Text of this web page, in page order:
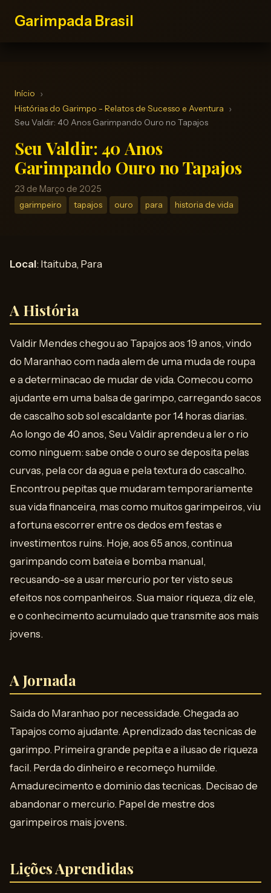
Garimpada Brasil
Início
Histórias do Garimpo - Relatos de Sucesso e Aventura
Seu Valdir: 40 Anos Garimpando Ouro no Tapajos
Seu Valdir: 40 Anos
Garimpando Ouro no Tapajos
23 de Março de 2025
garimpeiro tapajos ouro para historia de vida
Local: Itaituba, Para
A História
Valdir Mendes chegou ao Tapajos aos 19 anos, vindo
do Maranhao com nada alem de uma muda de roupa
e a determinacao de mudar de vida. Comecou como
ajudante em uma balsa de garimpo, carregando sacos
de cascalho sob sol escaldante por 14 horas diarias.
Ao longo de 40 anos, Seu Valdir aprendeu a ler o rio
como ninguem: sabe onde o ouro se deposita pelas
curvas, pela cor da agua e pela textura do cascalho.
Encontrou pepitas que mudaram temporariamente
sua vida financeira, mas como muitos garimpeiros, viu
a fortuna escorrer entre os dedos em festas e
investimentos ruins. Hoje, aos 65 anos, continua
garimpando com bateia e bomba manual,
recusando-se a usar mercurio por ter visto seus
efeitos nos companheiros. Sua maior riqueza, diz ele,
e o conhecimento acumulado que transmite aos mais
jovens.
A Jornada
Saida do Maranhao por necessidade. Chegada ao
Tapajos como ajudante. Aprendizado das tecnicas de
garimpo. Primeira grande pepita e a ilusao de riqueza
facil. Perda do dinheiro e recomeço humilde.
Amadurecimento e dominio das tecnicas. Decisao de
abandonar o mercurio. Papel de mestre dos
garimpeiros mais jovens.
Lições Aprendidas